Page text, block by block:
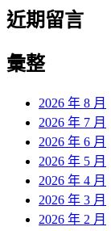
近期留言
彙整
2026 年 8 月
2026 年 7 月
2026 年 6 月
2026 年 5 月
2026 年 4 月
2026 年 3 月
2026 年 2 月